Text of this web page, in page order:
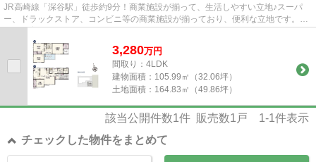
JR高崎線「深谷駅」徒歩約9分！商業施設が揃って、生活しやすい立地♪スーパ
ー、ドラックストア、コンビニ等の商業施設が揃っており、便利な立地です。病
院や保育園も徒歩約15分圏内に...
3,280万円
間取り：4LDK
建物面積： 105.99㎡（32.06坪）
土地面積： 164.83㎡（49.86坪）
該当公開件数1件 販売数1 戸 1-1件表示
チェックした物件をまとめて